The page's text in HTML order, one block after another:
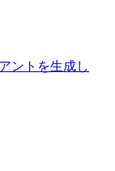
ントを生成し